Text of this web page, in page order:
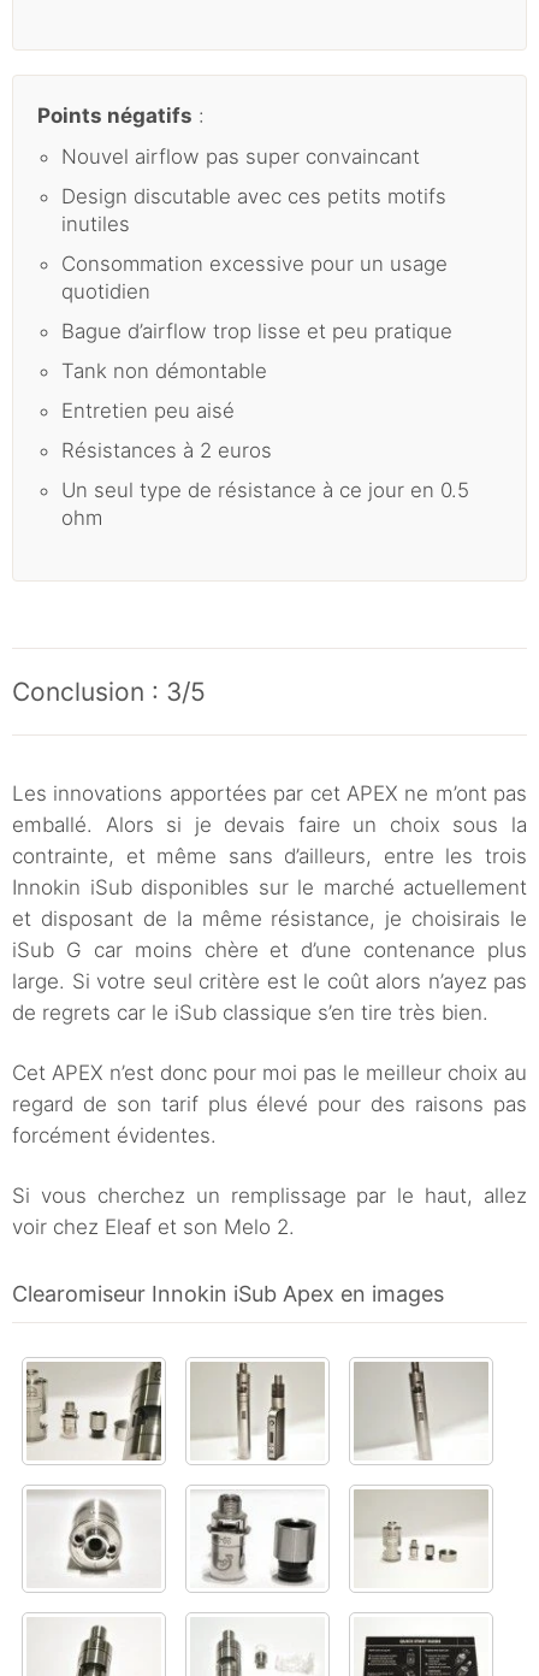
Points négatifs :
Nouvel airflow pas super convaincant
Design discutable avec ces petits motifs
inutiles
Consommation excessive pour un usage
quotidien
Bague d’airflow trop lisse et peu pratique
Tank non démontable
Entretien peu aisé
Résistances à 2 euros
Un seul type de résistance à ce jour en 0.5
ohm
Conclusion : 3/5
Les innovations apportées par cet APEX ne m’ont pas
emballé. Alors si je devais faire un choix sous la
contrainte, et même sans d’ailleurs, entre les trois
Innokin iSub disponibles sur le marché actuellement
et disposant de la même résistance, je choisirais le
iSub G car moins chère et d’une contenance plus
large. Si votre seul critère est le coût alors n’ayez pas
de regrets car le iSub classique s’en tire très bien.
Cet APEX n’est donc pour moi pas le meilleur choix au
regard de son tarif plus élevé pour des raisons pas
forcément évidentes.
Si vous cherchez un remplissage par le haut, allez
voir chez Eleaf et son Melo 2.
Clearomiseur Innokin iSub Apex en images